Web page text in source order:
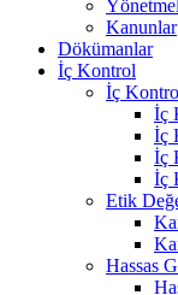
Kanunlar
Dökümanlar
İç Kontrol
İç
İç
İç
İç
İç
Etik
Hassas